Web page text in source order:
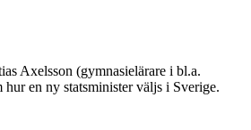
Axelsson (gymnasielärare i bl.a.
hur en ny statsminister väljs i Sverige.